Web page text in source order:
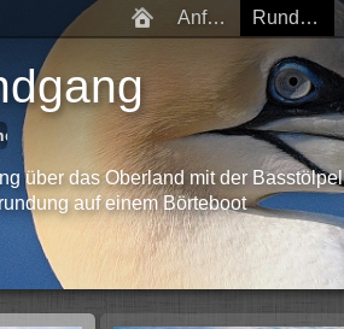
Anfahrt Rundgang
über das Oberland mit der
auf einem Börteboot